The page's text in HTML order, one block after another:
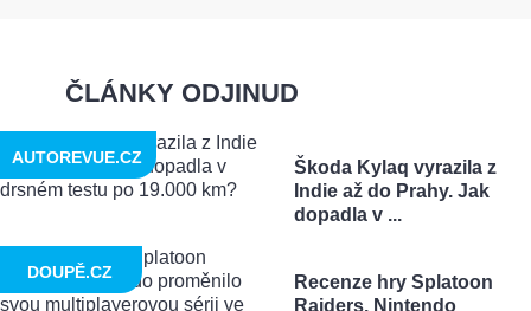
ČLÁNKY ODJINUD
Škoda Kylaq vyrazila z
Indie až do Prahy. Jak
dopadla v ...
AUTOREVUE.CZ
Recenze hry Splatoon
Raiders. Nintendo
DOUPĚ.CZ